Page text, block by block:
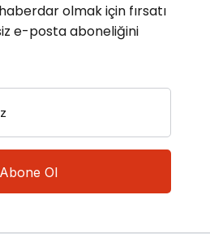
olmak için fırsatı
e-posta aboneliğini